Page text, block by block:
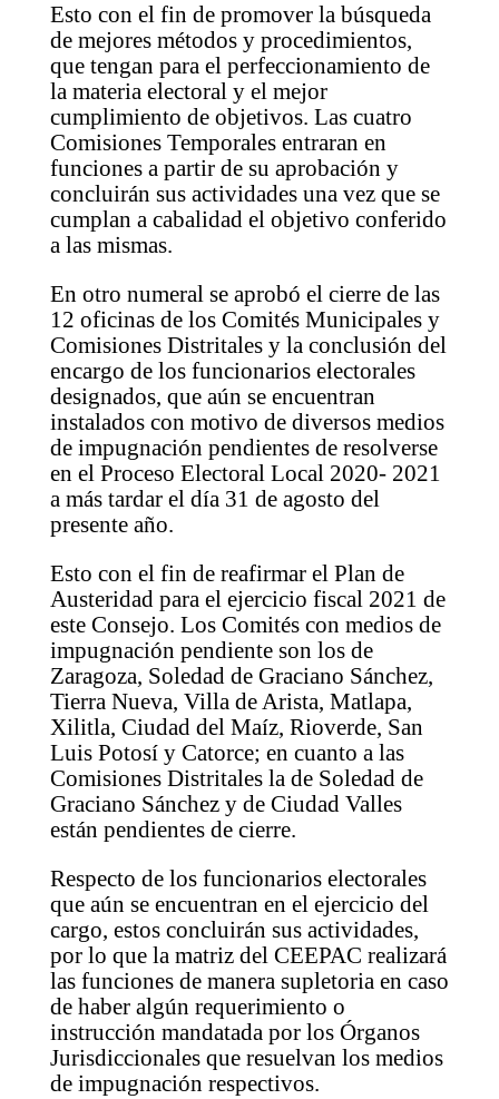
Esto con el fin de promover la búsqueda
de mejores métodos y procedimientos,
que tengan para el perfeccionamiento de
la materia electoral y el mejor
cumplimiento de objetivos. Las cuatro
Comisiones Temporales entraran en
funciones a partir de su aprobación y
concluirán sus actividades una vez que se
cumplan a cabalidad el objetivo conferido
a las mismas.
En otro numeral se aprobó el cierre de las
12 oficinas de los Comités Municipales y
Comisiones Distritales y la conclusión del
encargo de los funcionarios electorales
designados, que aún se encuentran
instalados con motivo de diversos medios
de impugnación pendientes de resolverse
en el Proceso Electoral Local 2020- 2021
a más tardar el día 31 de agosto del
presente año.
Esto con el fin de reafirmar el Plan de
Austeridad para el ejercicio fiscal 2021 de
este Consejo. Los Comités con medios de
impugnación pendiente son los de
Zaragoza, Soledad de Graciano Sánchez,
Tierra Nueva, Villa de Arista, Matlapa,
Xilitla, Ciudad del Maíz, Rioverde, San
Luis Potosí y Catorce; en cuanto a las
Comisiones Distritales la de Soledad de
Graciano Sánchez y de Ciudad Valles
están pendientes de cierre.
Respecto de los funcionarios electorales
que aún se encuentran en el ejercicio del
cargo, estos concluirán sus actividades,
por lo que la matriz del CEEPAC realizará
las funciones de manera supletoria en caso
de haber algún requerimiento o
instrucción mandatada por los Órganos
Jurisdiccionales que resuelvan los medios
de impugnación respectivos.